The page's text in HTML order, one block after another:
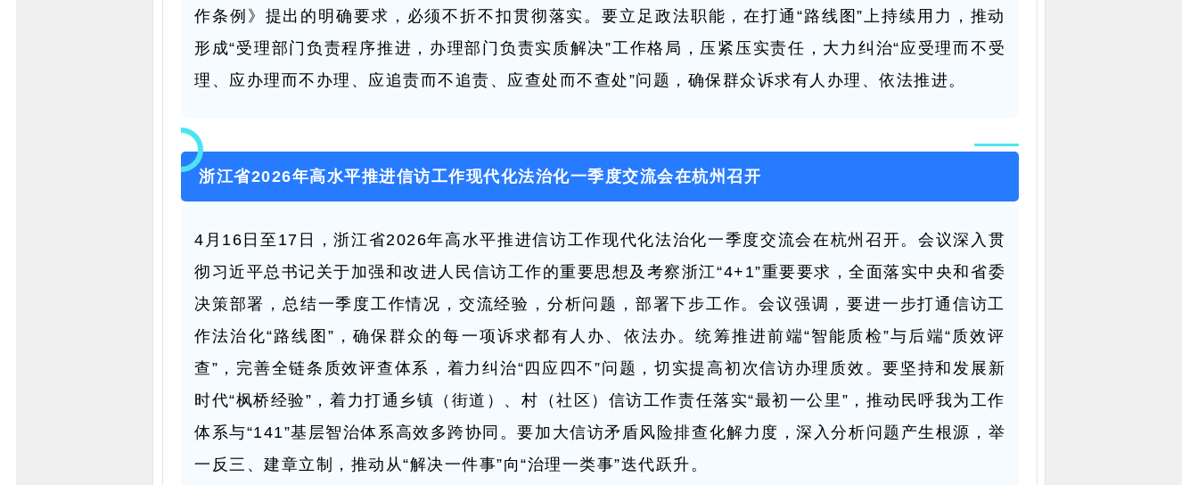
作条例》提出的明确要求，必须不折不扣贯彻落实。要立足政法职能，在打通“路线图”上持续用力，推动
形成“受理部门负责程序推进，办理部门负责实质解决”工作格局，压紧压实责任，大力纠治“应受理而不受
理、应办理而不办理、应追责而不追责、应查处而不查处”问题，确保群众诉求有人办理、依法推进。
浙江省2026年高水平推进信访工作现代化法治化一季度交流会在杭州召开
4月16日至17日，浙江省2026年高水平推进信访工作现代化法治化一季度交流会在杭州召开。会议深入贯
彻习近平总书记关于加强和改进人民信访工作的重要思想及考察浙江“4+1”重要要求，全面落实中央和省委
决策部署，总结一季度工作情况，交流经验，分析问题，部署下步工作。会议强调，要进一步打通信访工
作法治化“路线图”，确保群众的每一项诉求都有人办、依法办。统筹推进前端“智能质检”与后端“质效评
查”，完善全链条质效评查体系，着力纠治“四应四不”问题，切实提高初次信访办理质效。要坚持和发展新
时代“枫桥经验”，着力打通乡镇（街道）、村（社区）信访工作责任落实“最初一公里”，推动民呼我为工作
体系与“141”基层智治体系高效多跨协同。要加大信访矛盾风险排查化解力度，深入分析问题产生根源，举
一反三、建章立制，推动从“解决一件事”向“治理一类事”迭代跃升。